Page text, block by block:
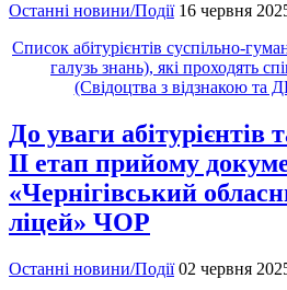
Останні новини/Події 16 червня
Список абітурієнтів суспільно-
галузь знань), які проходять
(Свідоцтва з відзнакою та
До уваги абітурієнтів
ІІ етап прийому
«Чернігівський
ліцей» ЧОР
Останні новини/Події 02 червня